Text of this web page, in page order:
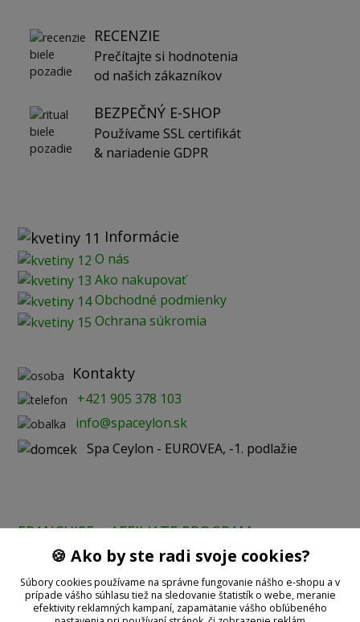
RECENZIE
Prečítajte si hodnotenia
od našich zákazníkov
BEZPEČNÝ E-SHOP
Používame SSL certifikát
& nariadenie GDPR
Informácie
O nás
Ako nakupovať
Obchodné podmienky
Ochrana súkromia
Kontakty
+421 905 378 103
info@spaceylon.sk
Spa Ceylon - EUROVEA, -1. podlažie
FRANCHISE AFFILIATE PROGRAM
Prijímame online platby:
🍪 Ako by ste radi svoje cookies?
Súbory cookies používame na správne fungovanie nášho e-shopu a v
prípade vášho súhlasu tiež na sledovanie štatistík o webe, meranie
efektivity reklamných kampaní, zapamätanie vášho obľúbeného